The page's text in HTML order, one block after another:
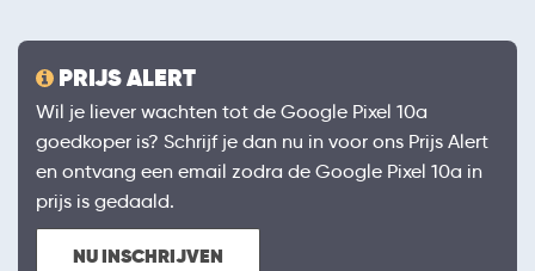
PRIJS ALERT
Wil je liever wachten tot de Google Pixel 10a
goedkoper is? Schrijf je dan nu in voor ons Prijs Alert
en ontvang een email zodra de Google Pixel 10a in
prijs is gedaald.
NU INSCHRIJVEN